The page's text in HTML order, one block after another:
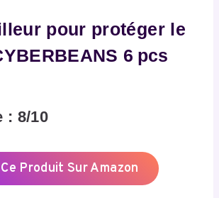
pour protéger le
6 pcs
: 8/10
Produit Sur Amazon